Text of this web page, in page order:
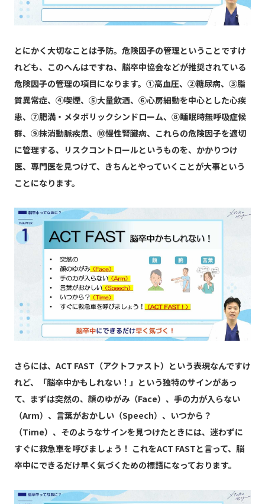
とにかく大切なことは予防。危険因子の管理ということですけ
れども、このへんはですね、脳卒中協会などが推奨されている
危険因子の管理の項目になります。①高血圧、②糖尿病、③脂
質異常症、④喫煙、⑤大量飲酒、⑥心房細動を中心とした心疾
患、⑦肥満・メタボリックシンドローム、⑧睡眠時無呼吸症候
群、⑨抹消動脈疾患、⑩慢性腎臓病、これらの危険因子を適切
に管理する、リスクコントロールというものを、かかりつけ
医、専門医を見つけて、きちんとやっていくことが大事という
ことになります。
さらには、ACT FAST（アクトファスト）という表現なんですけ
れど、「脳卒中かもしれない！」という独特のサインがあっ
て、まずは突然の、顔のゆがみ（Face）、手の力が入らない
（Arm）、言葉がおかしい（Speech）、いつから？
（Time）、そのようなサインを見つけたときには、迷わずに
すぐに救急車を呼びましょう！ これをACT FASTと言って、脳
卒中にできるだけ早く気づくための標語になっております。